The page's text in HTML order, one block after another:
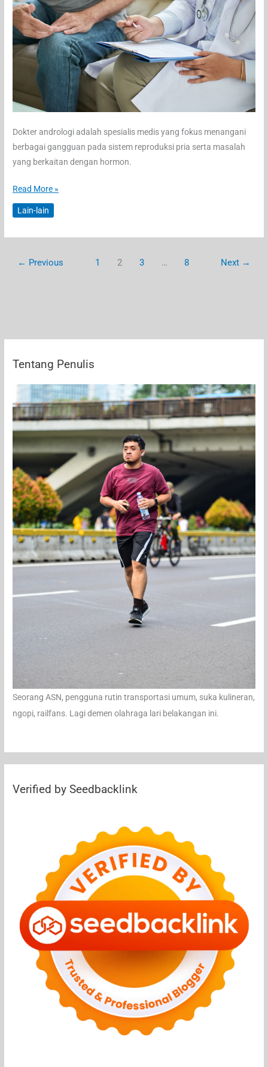
Dokter andrologi adalah spesialis medis yang fokus menangani
berbagai gangguan pada sistem reproduksi pria serta masalah
yang berkaitan dengan hormon.
Mengenal
Dokter
Andrologi:
Reproduksi
Read More »
Lain-lain
← Previous 1 2 3 … 8 Next →
Tentang Penulis
Seorang ASN, pengguna rutin transportasi umum, suka kulineran,
ngopi, railfans. Lagi demen olahraga lari belakangan ini.
Verified by Seedbacklink